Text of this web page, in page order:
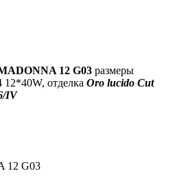
12 G03 размеры
отделка Oro lucido Cut
IV
12 G03